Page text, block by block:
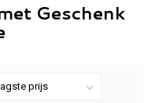
Geschenk